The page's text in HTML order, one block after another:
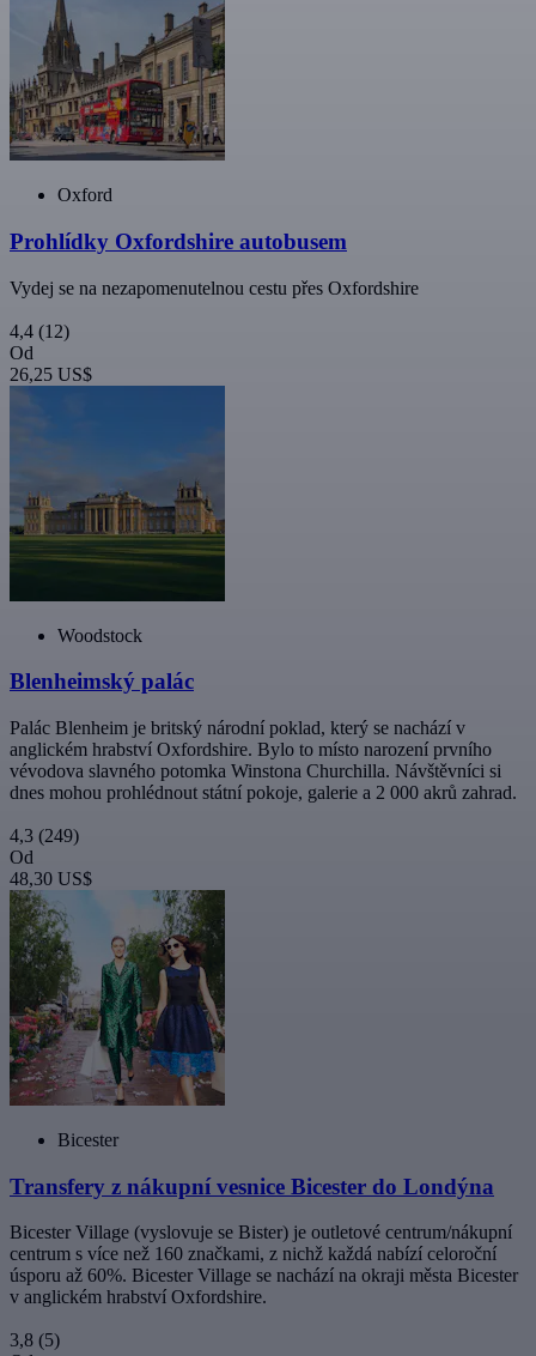
Oxford
Prohlídky Oxfordshire autobusem
Vydej se na nezapomenutelnou cestu přes Oxfordshire
4,4 (12)
Od
26,25 US$
Woodstock
Blenheimský palác
Palác Blenheim je britský národní poklad, který se nachází v
anglickém hrabství Oxfordshire. Bylo to místo narození prvního
vévodova slavného potomka Winstona Churchilla. Návštěvníci si
dnes mohou prohlédnout státní pokoje, galerie a 2 000 akrů zahrad.
4,3 (249)
Od
48,30 US$
Bicester
Transfery z nákupní vesnice Bicester do Londýna
Bicester Village (vyslovuje se Bister) je outletové centrum/nákupní
centrum s více než 160 značkami, z nichž každá nabízí celoroční
úsporu až 60%. Bicester Village se nachází na okraji města Bicester
v anglickém hrabství Oxfordshire.
3,8 (5)